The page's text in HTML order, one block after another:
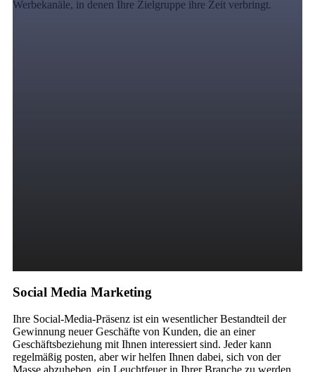
Werbekanäle, in denen Ihre Zielgruppe ihre Zeit verbringt.
Social Media Marketing
Ihre Social-Media-Präsenz ist ein wesentlicher Bestandteil der
Gewinnung neuer Geschäfte von Kunden, die an einer
Geschäftsbeziehung mit Ihnen interessiert sind. Jeder kann
regelmäßig posten, aber wir helfen Ihnen dabei, sich von der